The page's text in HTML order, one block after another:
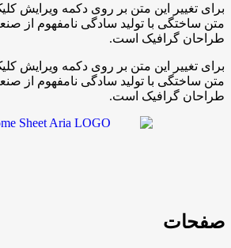
برای تغییر این متن بر روی دکمه ویرایش
متن ساختگی با تولید سادگی نامفهوم از
طراحان گرافیک است.
برای تغییر این متن بر روی دکمه ویرایش
متن ساختگی با تولید سادگی نامفهوم از
طراحان گرافیک است.
صفحات